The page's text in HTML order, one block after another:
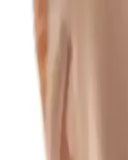
pratik kullanımıyla saç
NEDOX Varilx
Damar
NEDOX Varilx Roll-